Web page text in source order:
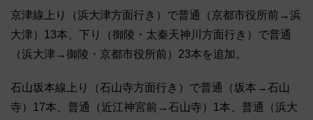
京津線上り（浜大津方面行き）で普通（京都市役所前→浜
大津）13本、下り（御陵・太秦天神川方面行き）で普通
（浜大津→御陵・京都市役所前）23本を追加。
石山坂本線上り（石山寺方面行き）で普通（坂本→石山
寺）17本、普通（近江神宮前→石山寺）1本、普通（浜大